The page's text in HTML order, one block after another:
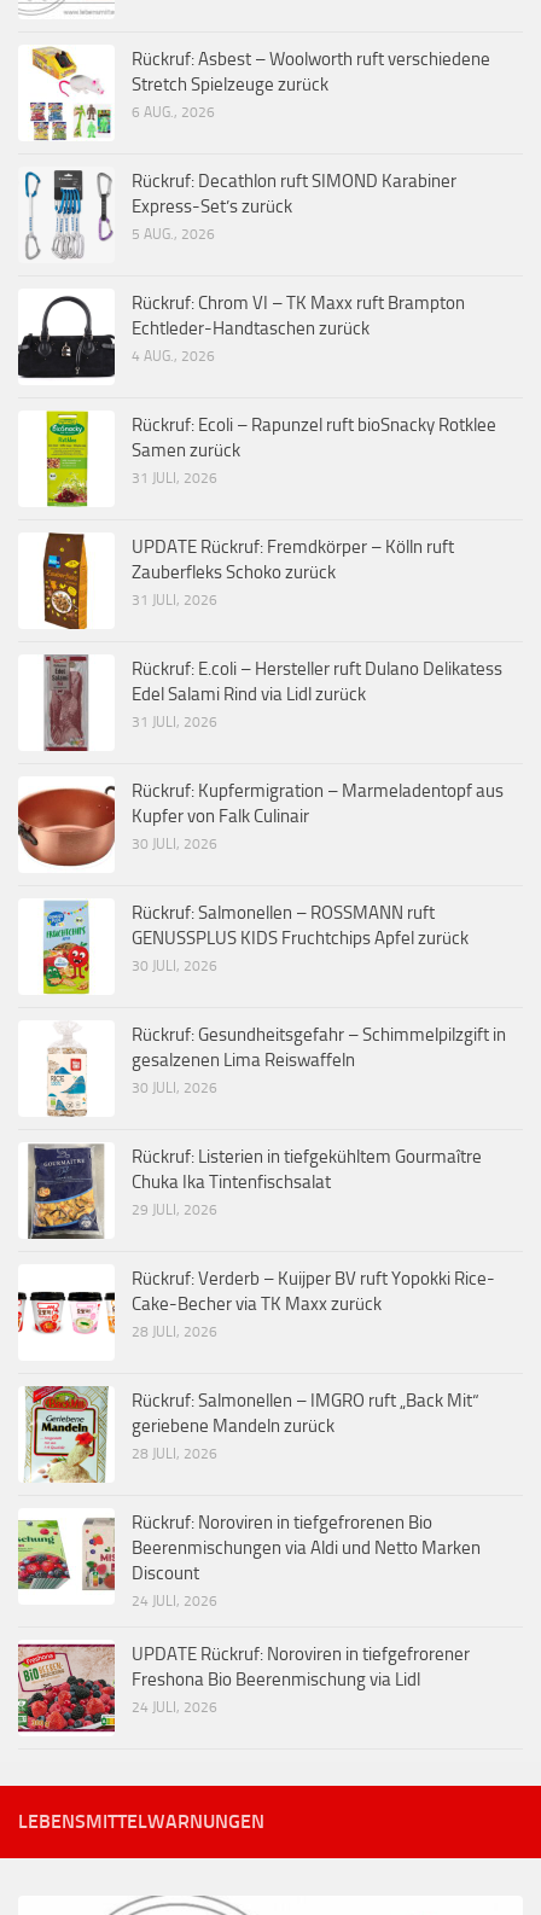
Rückruf: Asbest – Woolworth ruft verschiedene
Stretch Spielzeuge zurück
6 AUG., 2026
Rückruf: Decathlon ruft SIMOND Karabiner
Express-Set’s zurück
5 AUG., 2026
Rückruf: Chrom VI – TK Maxx ruft Brampton
Echtleder-Handtaschen zurück
4 AUG., 2026
Rückruf: Ecoli – Rapunzel ruft bioSnacky Rotklee
Samen zurück
31 JULI, 2026
UPDATE Rückruf: Fremdkörper – Kölln ruft
Zauberfleks Schoko zurück
31 JULI, 2026
Rückruf: E.coli – Hersteller ruft Dulano Delikatess
Edel Salami Rind via Lidl zurück
31 JULI, 2026
Rückruf: Kupfermigration – Marmeladentopf aus
Kupfer von Falk Culinair
30 JULI, 2026
Rückruf: Salmonellen – ROSSMANN ruft
GENUSSPLUS KIDS Fruchtchips Apfel zurück
30 JULI, 2026
Rückruf: Gesundheitsgefahr – Schimmelpilzgift in
gesalzenen Lima Reiswaffeln
30 JULI, 2026
Rückruf: Listerien in tiefgekühltem Gourmaître
Chuka Ika Tintenfischsalat
29 JULI, 2026
Rückruf: Verderb – Kuijper BV ruft Yopokki Rice-
Cake-Becher via TK Maxx zurück
28 JULI, 2026
Rückruf: Salmonellen – IMGRO ruft „Back Mit“
geriebene Mandeln zurück
28 JULI, 2026
Rückruf: Noroviren in tiefgefrorenen Bio
Beerenmischungen via Aldi und Netto Marken
Discount
24 JULI, 2026
UPDATE Rückruf: Noroviren in tiefgefrorener
Freshona Bio Beerenmischung via Lidl
24 JULI, 2026
LEBENSMITTELWARNUNGEN